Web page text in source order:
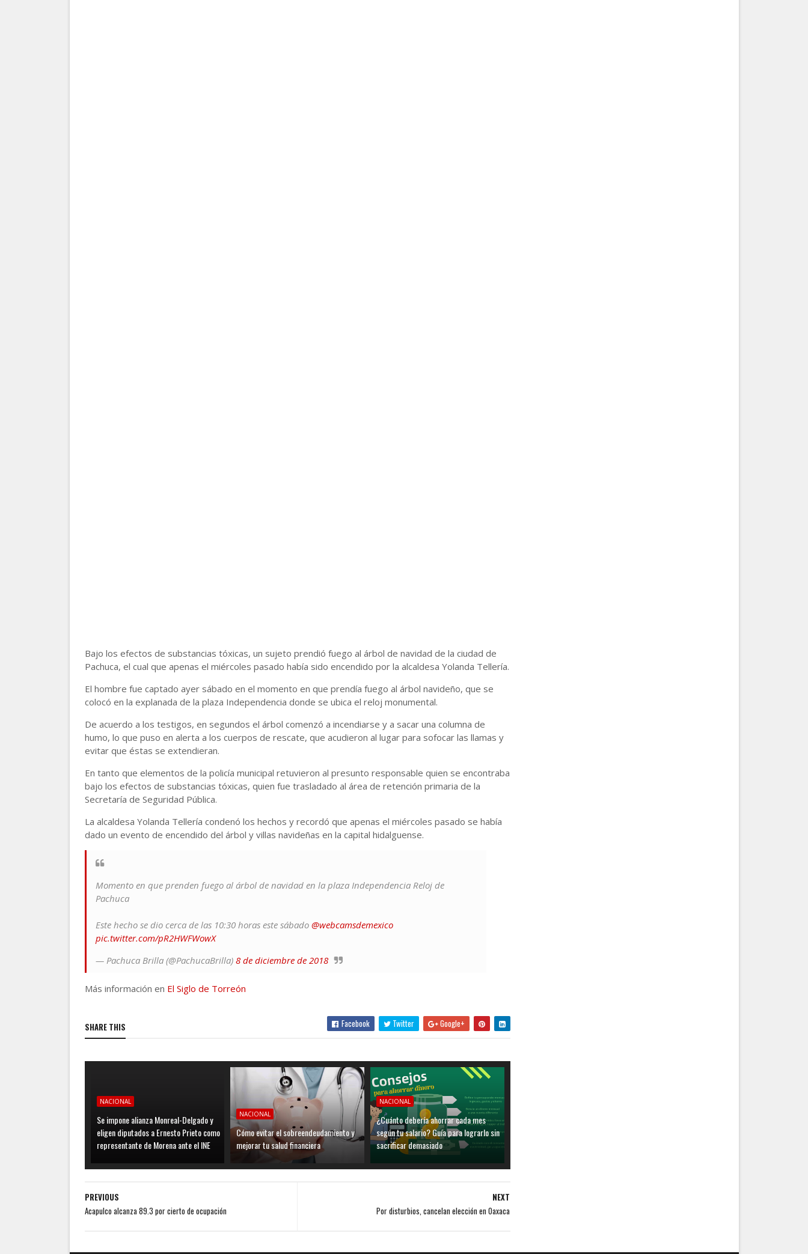
Bajo los efectos de substancias tóxicas, un sujeto prendió fuego al árbol de navidad de la ciudad de
Pachuca, el cual que apenas el miércoles pasado había sido encendido por la alcaldesa Yolanda Tellería.
El hombre fue captado ayer sábado en el momento en que prendía fuego al árbol navideño, que se
colocó en la explanada de la plaza Independencia donde se ubica el reloj monumental.
De acuerdo a los testigos, en segundos el árbol comenzó a incendiarse y a sacar una columna de
humo, lo que puso en alerta a los cuerpos de rescate, que acudieron al lugar para sofocar las llamas y
evitar que éstas se extendieran.
En tanto que elementos de la policía municipal retuvieron al presunto responsable quien se encontraba
bajo los efectos de substancias tóxicas, quien fue trasladado al área de retención primaria de la
Secretaría de Seguridad Pública.
La alcaldesa Yolanda Tellería condenó los hechos y recordó que apenas el miércoles pasado se había
dado un evento de encendido del árbol y villas navideñas en la capital hidalguense.
Momento en que prenden fuego al árbol de navidad en la plaza Independencia Reloj de
Pachuca
Este hecho se dio cerca de las 10:30 horas este sábado @webcamsdemexico
pic.twitter.com/pR2HWFWowX
— Pachuca Brilla (@PachucaBrilla) 8 de diciembre de 2018
Más información en El Siglo de Torreón
SHARE THIS Facebook Twitter Google+
NACIONAL
Se impone alianza Monreal-Delgado y
eligen diputados a Ernesto Prieto como
representante de Morena ante el INE
NACIONAL
Cómo evitar el sobreendeudamiento y
mejorar tu salud financiera
NACIONAL
¿Cuánto debería ahorrar cada mes
según tu salario? Guía para lograrlo sin
sacrificar demasiado
NEXT
Por disturbios, cancelan elección en Oaxaca
PREVIOUS
Acapulco alcanza 89.3 por cierto de ocupación